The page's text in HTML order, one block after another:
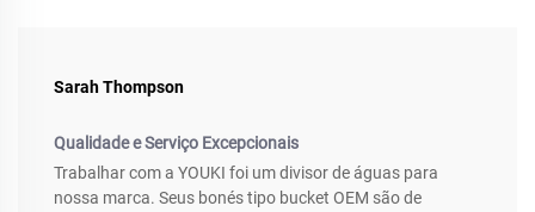
Sarah Thompson
Qualidade e Serviço Excepcionais
Trabalhar com a YOUKI foi um divisor de águas para
nossa marca. Seus bonés tipo bucket OEM são de